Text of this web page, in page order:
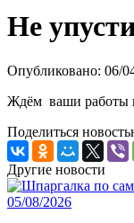
Не
Опубликовано: 06/
Ждём ваши работы
Поделиться
Другие новости
05/08/2026